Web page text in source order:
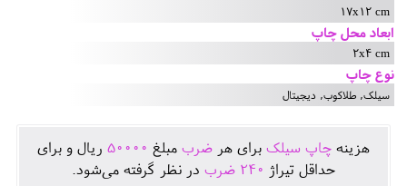
17x12 cm
ابعاد محل چاپ
2x4 cm
نوع چاپ
سیلک, طلاکوب, دیجیتال
هزينه چاپ سیلک برای هر ضرب مبلغ 50000 ريال و برای
حداقل تيراژ 240 ضرب در نظر گرفته می‌شود.